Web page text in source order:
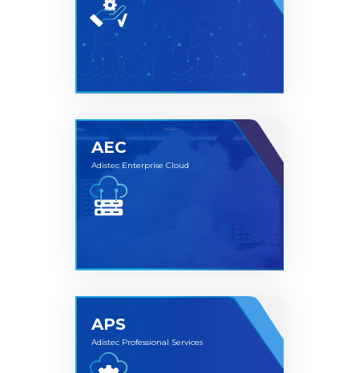
Adistec Integrated Solutions (AIS) integra
hardware con soluciones de software líderes,
dando como resultado soluciones competitivas
hiperconvergentes y de protección de datos.
Adistec Total Support (ATS) brinda asistencia
mediante técnicos especializados, un único
punto de apoyo para el soporte integrado entre
diferentes vendors o tecnologías, cobertura 7x24 y
AEC
Adistec Enterprise Cloud
Adistec Enterprise Cloud, es la Unidad de Negocio
APS
Adistec Professional Services